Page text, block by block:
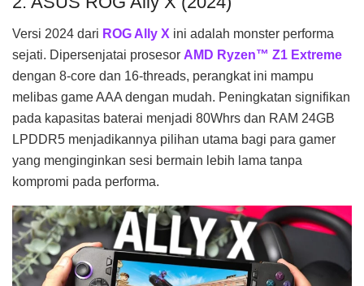
Versi 2024 dari ROG Ally X ini adalah monster performa
sejati. Dipersenjatai prosesor AMD Ryzen™ Z1 Extreme
dengan 8-core dan 16-threads, perangkat ini mampu
melibas game AAA dengan mudah. Peningkatan signifikan
pada kapasitas baterai menjadi 80Whrs dan RAM 24GB
LPDDR5 menjadikannya pilihan utama bagi para gamer
yang menginginkan sesi bermain lebih lama tanpa
kompromi pada performa.